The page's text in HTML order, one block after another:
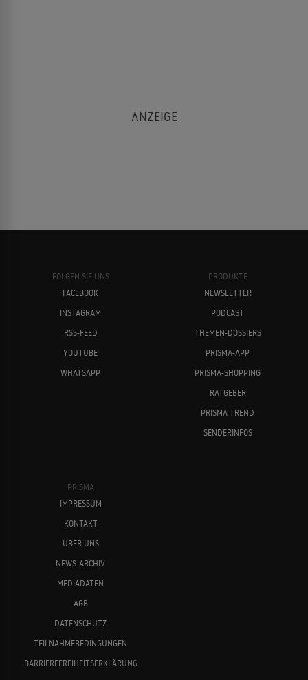
FOLGEN SIE UNS
FACEBOOK
INSTAGRAM
RSS-FEED
YOUTUBE
WHATSAPP
PRODUKTE
NEWSLETTER
PODCAST
THEMEN-DOSSIERS
PRISMA-APP
PRISMA-SHOPPING
RATGEBER
PRISMA TREND
SENDERINFOS
PRISMA
IMPRESSUM
KONTAKT
ÜBER UNS
NEWS-ARCHIV
MEDIADATEN
AGB
DATENSCHUTZ
TEILNAHMEBEDINGUNGEN
BARRIEREFREIHEITSERKLÄRUNG